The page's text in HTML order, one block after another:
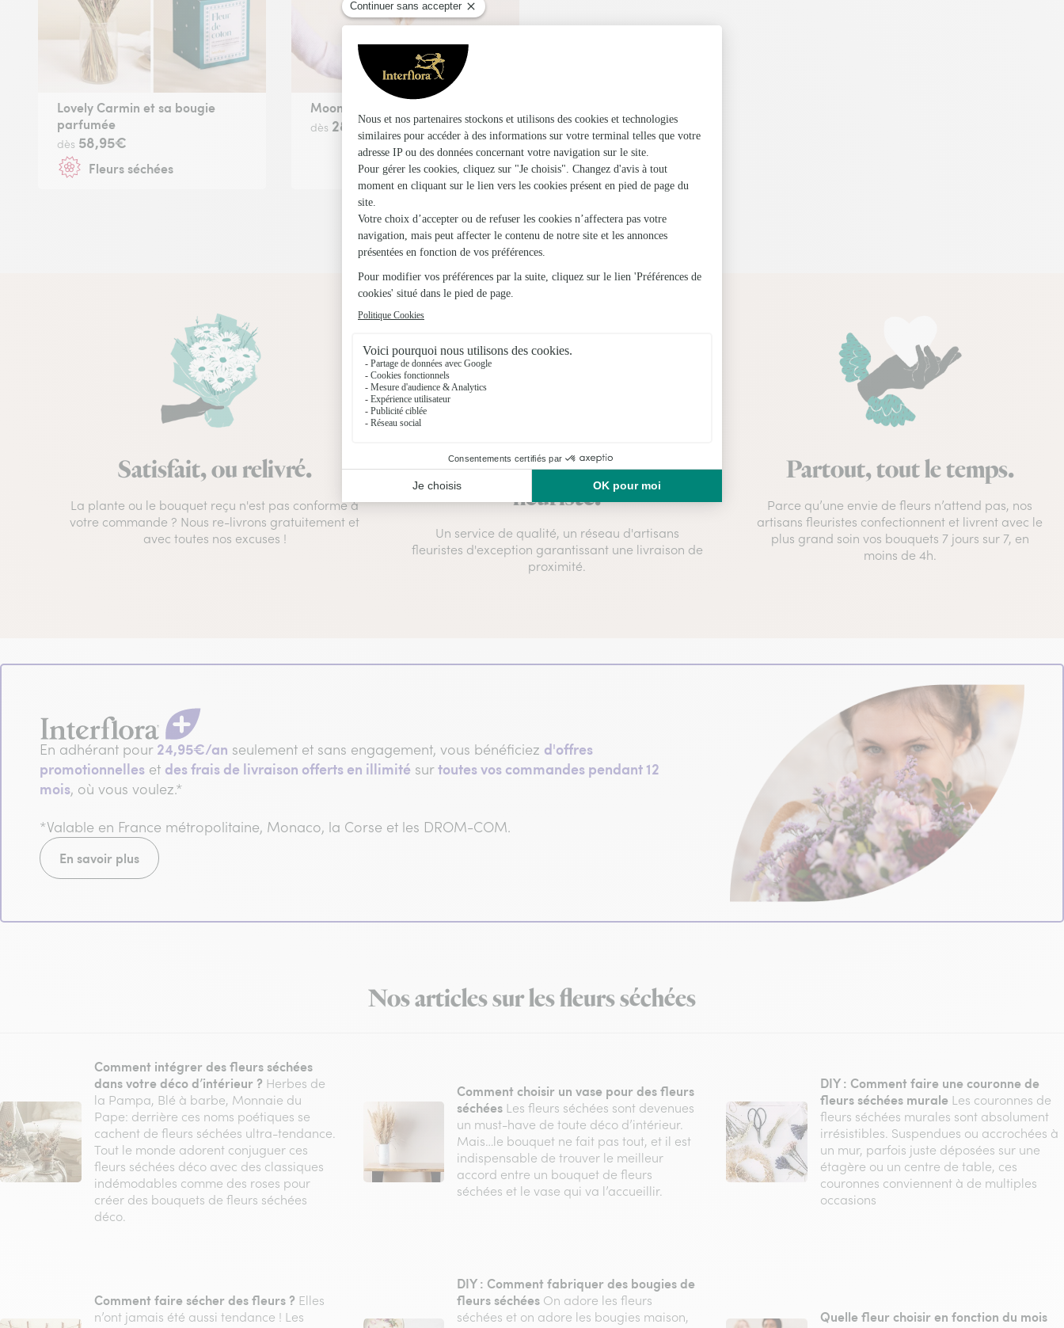
Lovely Carmin et sa bougie
parfumée
dès 58,95€
Fleurs séchées
Moonlight Pampa
dès 28,95€
14 produits vus sur 14
Satisfait, ou relivré.
La plante ou le bouquet reçu n'est pas conforme à
votre commande ? Nous re-livrons gratuitement et
avec toutes nos excuses !
Création par un artisan
fleuriste.
Un service de qualité, un réseau d'artisans
fleuristes d'exception garantissant une livraison de
proximité.
Partout, tout le temps.
Parce qu’une envie de fleurs n’attend pas, nos
artisans fleuristes confectionnent et livrent avec le
plus grand soin vos bouquets 7 jours sur 7, en
moins de 4h.
En adhérant pour 24,95€/an seulement et sans engagement, vous bénéficiez d'offres
promotionnelles et des frais de livraison offerts en illimité surtoutes vos commandes pendant 12
mois, où vous voulez.*
*Valable en France métropolitaine, Monaco, la Corse et les DROM-COM.
En savoir plus
Nos articles sur les fleurs séchées
Comment intégrer des fleurs séchées
dans votre déco d’intérieur ? Herbes de
la Pampa, Blé à barbe, Monnaie du
Pape: derrière ces noms poétiques se
cachent de fleurs séchées ultra-tendance.
Tout le monde adorent conjuguer ces
fleurs séchées déco avec des classiques
indémodables comme des roses pour
créer des bouquets de fleurs séchées
déco.
Comment choisir un vase pour des fleurs
séchées Les fleurs séchées sont devenues
un must-have de toute déco d’intérieur.
Mais…le bouquet ne fait pas tout, et il est
indispensable de trouver le meilleur
accord entre un bouquet de fleurs
séchées et le vase qui va l’accueillir.
DIY : Comment faire une couronne de
fleurs séchées murale Les couronnes de
fleurs séchées murales sont absolument
irrésistibles. Suspendues ou accrochées à
un mur, parfois juste déposées sur une
étagère ou un centre de table, ces
couronnes conviennent à de multiples
occasions
Comment faire sécher des fleurs ? Elles
n’ont jamais été aussi tendance ! Les
DIY : Comment fabriquer des bougies de
fleurs séchées On adore les fleurs
séchées et on adore les bougies maison,
Quelle fleur choisir en fonction du mois